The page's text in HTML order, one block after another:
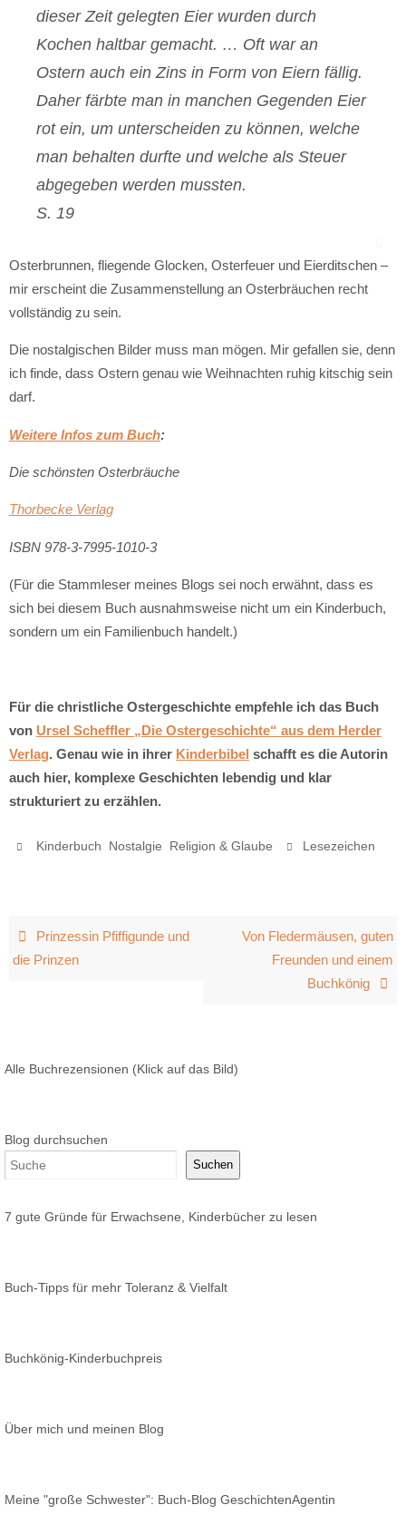
dieser Zeit gelegten Eier wurden durch
Kochen haltbar gemacht. … Oft war an
Ostern auch ein Zins in Form von Eiern fällig.
Daher färbte man in manchen Gegenden Eier
rot ein, um unterscheiden zu können, welche
man behalten durfte und welche als Steuer
abgegeben werden mussten.
S. 19
Osterbrunnen, fliegende Glocken, Osterfeuer und Eierditschen –
mir erscheint die Zusammenstellung an Osterbräuchen recht
vollständig zu sein.
Die nostalgischen Bilder muss man mögen. Mir gefallen sie, denn
ich finde, dass Ostern genau wie Weihnachten ruhig kitschig sein
darf.
Weitere Infos zum Buch:
Die schönsten Osterbräuche
Thorbecke Verlag
ISBN 978-3-7995-1010-3
(Für die Stammleser meines Blogs sei noch erwähnt, dass es
sich bei diesem Buch ausnahmsweise nicht um ein Kinderbuch,
sondern um ein Familienbuch handelt.)
Für die christliche Ostergeschichte empfehle ich das Buch
von Ursel Scheffler „Die Ostergeschichte“ aus dem Herder
Verlag. Genau wie in ihrer Kinderbibel schafft es die Autorin
auch hier, komplexe Geschichten lebendig und klar
strukturiert zu erzählen.
Kinderbuch Nostalgie Religion & Glaube Lesezeichen
Prinzessin Pfiffigunde und
die Prinzen
Von Fledermäusen, guten
Freunden und einem
Buchkönig
Alle Buchrezensionen (Klick auf das Bild)
Blog durchsuchen
Suchen
7 gute Gründe für Erwachsene, Kinderbücher zu lesen
Buch-Tipps für mehr Toleranz & Vielfalt
Buchkönig-Kinderbuchpreis
Über mich und meinen Blog
Meine "große Schwester": Buch-Blog GeschichtenAgentin